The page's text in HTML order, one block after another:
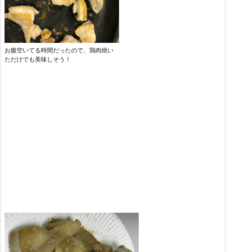
お腹空いてる時間だったので、鶏肉焼い
ただけでも美味しそう！